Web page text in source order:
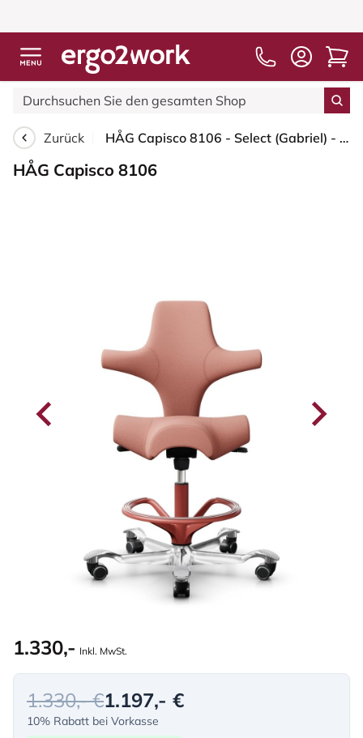
Zurück HÅG Capisco 8106 - Select (Gabriel) - Wolle / Polyamid - SC64213 - Light blush - Blush Rose - 265 mm (Sitzhöhe 53-79cm) - Weiche Rollen für harte Böden
HÅG Capisco 8106
1.330,- Inkl. MwSt.
1.330,- €1.197,- €
10% Rabatt bei Vorkasse